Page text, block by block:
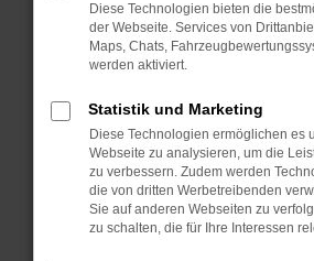
Starte dein Gerät neu.
Das kann manchmal helfen,
Probleme zu beheben.
Betriebssystem auf dem
sind.
Veraltete Software birgt nicht
Sicherheitsrisiko, sondern
führen, dass bestimmte
unterstützt werden.
Diese Technologien bieten die
der Webseite. Services von
Maps, Chats,
werden aktiviert.
Statistik und Marketing
Diese Technologien ermöglichen es
Webseite zu analysieren, um die
zu verbessern. Zudem werden
die von dritten Werbetreibenden
Sie auf anderen Webseiten zu
zu schalten, die für Ihre Interessen